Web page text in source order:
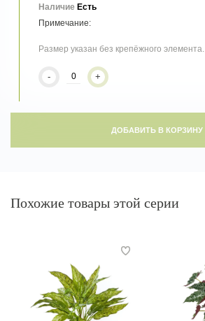
Наличие Есть
Размер указан без крепёжного элемента.
- +
ДОБАВИТЬ В КОРЗИНУ
Похожие товары этой серии